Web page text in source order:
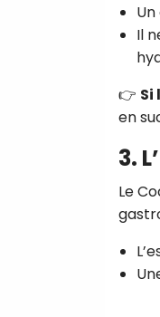
Il
👉 Si
en
3.
Le